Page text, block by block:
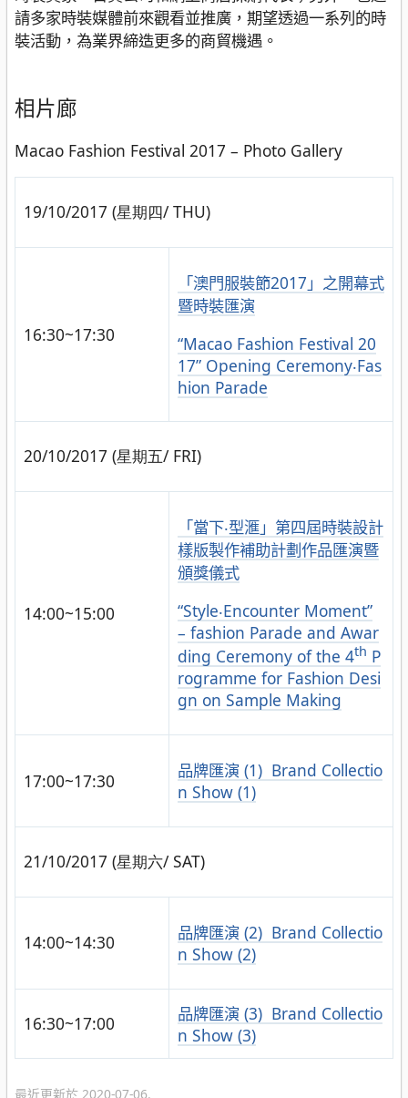
請多家時裝媒體前來觀看並推廣，期望透過一系列的時
裝活動，為業界締造更多的商貿機遇。
相片廊
Macao Fashion Festival 2017 – Photo Gallery
19/10/2017 (星期四/ THU)
16:30~17:30
「澳門服裝節2017」之開幕式
暨時裝匯演
“Macao Fashion Festival 20
17” Opening Ceremony‧Fas
hion Parade
20/10/2017 (星期五/ FRI)
14:00~15:00
「當下‧型滙」第四屆時裝設計
樣版製作補助計劃作品匯演暨
頒獎儀式
“Style‧Encounter Moment”
– fashion Parade and Awar
ding Ceremony of the 4th P
rogramme for Fashion Desi
gn on Sample Making
17:00~17:30
品牌匯演 (1) Brand Collectio
n Show (1)
21/10/2017 (星期六/ SAT)
14:00~14:30
品牌匯演 (2) Brand Collectio
n Show (2)
16:30~17:00
品牌匯演 (3) Brand Collectio
n Show (3)
最近更新於 2020-07-06.